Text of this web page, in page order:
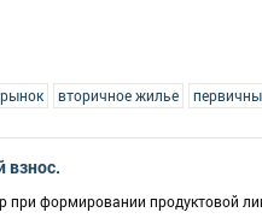
вторичное жилье
взнос.
формировании продуктовой